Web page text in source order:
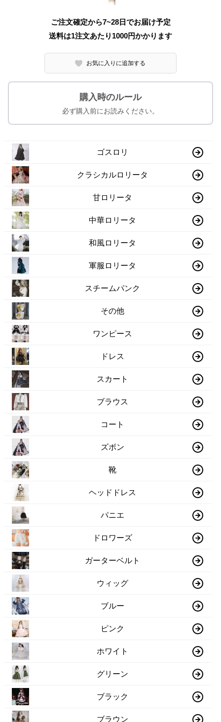
ご注文確定から7~28日でお届け予定
送料は1注文あたり 1000円かかります
お気に入りに追加する
購入時のルール
必ず購入前にお読みください。
ゴスロリ
クラシカルロリータ
甘ロリータ
中華ロリータ
和風ロリータ
軍服ロリータ
スチームパンク
その他
ワンピース
ドレス
スカート
ブラウス
コート
ズボン
靴
ヘッドドレス
パニエ
ドロワーズ
ガーターベルト
ウィッグ
ブルー
ピンク
ホワイト
グリーン
ブラック
ブラウン